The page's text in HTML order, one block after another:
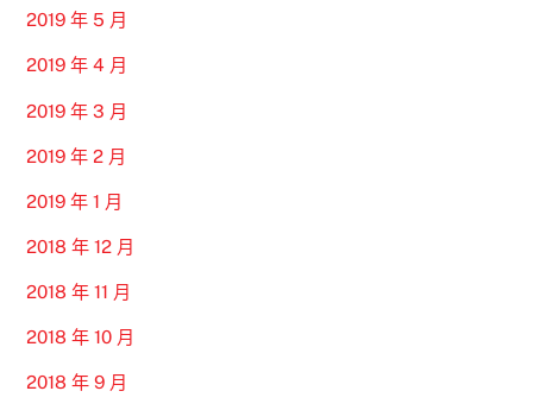
2019 年 5 月
2019 年 4 月
2019 年 3 月
2019 年 2 月
2019 年 1 月
2018 年 12 月
2018 年 11 月
2018 年 10 月
2018 年 9 月